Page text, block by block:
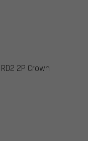
2P Crown